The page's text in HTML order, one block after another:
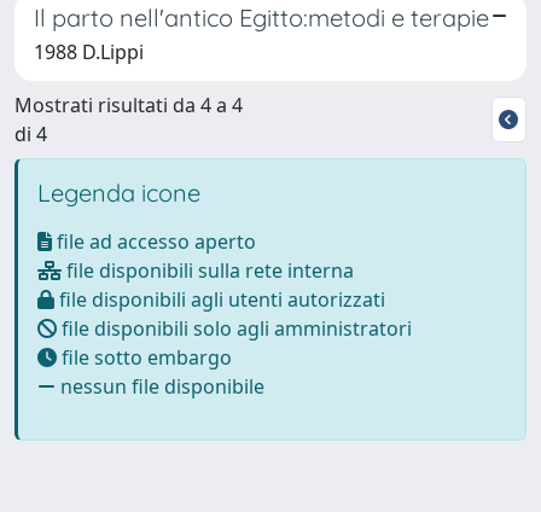
Il parto nell'antico Egitto:metodi e terapie
1988 D.Lippi
Mostrati risultati da 4 a 4
di 4
Legenda icone
file ad accesso aperto
file disponibili sulla rete interna
file disponibili agli utenti autorizzati
file disponibili solo agli amministratori
file sotto embargo
nessun file disponibile